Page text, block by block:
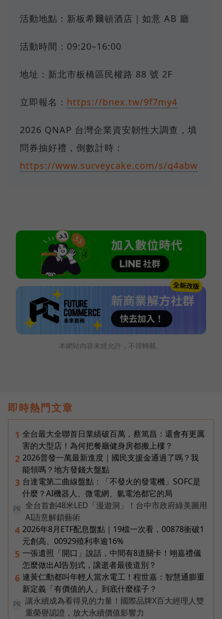
活動地點：新板希爾頓酒店｜如意 AB 廳
活動時間：09:20–16:00
地址：新北市板橋區民權路 88 號 2F
立即報名： https://bnex.tw/9f7my4
2026 QNAP 台灣企業資安韌性大調查，填
問券抽好禮，倒數計時：
https://www.surveycake.com/s/q4abw
本網站內容未經允許，不得轉載。
即時熱門文章
1 全台最大全聯首日業績破百萬，蔡篤昌：還會有更厲
害的大型店！為何把餐廳健身房都搬上樓？
2 2026普發一萬最新進度｜國民支援金通過了嗎？我
能領嗎？地方發錢大盤點
3 台達電第二曲線盤點：「不發火的發電機」SOFC是
什麼？AI機器人、微電網、氫電池都它的局
PR
全台首創48米LED「漫遊洞」！台中市政府綠美圖用
AI語意解鎖藝術
4 2026年8月ETF配息盤點｜19檔一次看，00878衝破1
元創高、00929殖利率逾16%
5 一張遺照「開口」說話，中間有8道關卡！翊嘉禮儀
怎麼做出AI告別式，讓逝者最後道別？
6 連黃仁勳都叫年輕人當水電工！程世嘉：智慧通膨重
新定義「有價值的人」到底什麼樣子？
PR
讓永續成為看得見的力量！國際品牌X百大經理人雙
重榮譽認證，放大永續價值影響力